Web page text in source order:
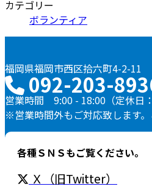
カテゴリー
ボランティア
福岡県福岡市西区拾六町4-2-11
092-203-
営業時間 9:00 - 18:00（定休日：
※営業時間外もご対応致します。
各種ＳＮＳもご覧ください。
Ｘ（旧Twitter）